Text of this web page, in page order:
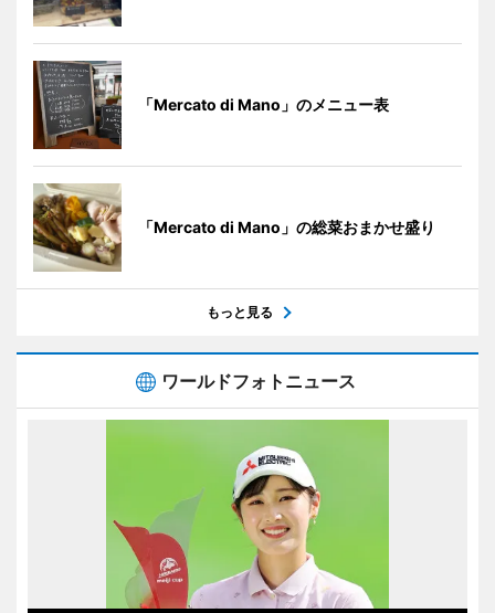
「Mercato di Mano」のメニュー表
「Mercato di Mano」の総菜おまかせ盛り
もっと見る
ワールドフォトニュース